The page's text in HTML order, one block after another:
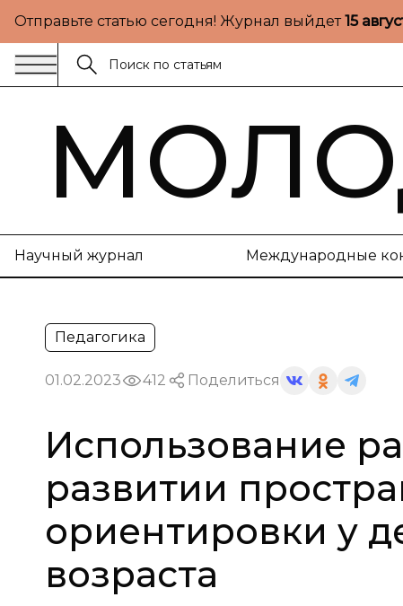
Отправьте статью сегодня! Журнал выйдет15
Научный журнал Международные
Педагогика
01.02.2023 412 Поделиться
Использование
развитии
ориентировки у
возраста